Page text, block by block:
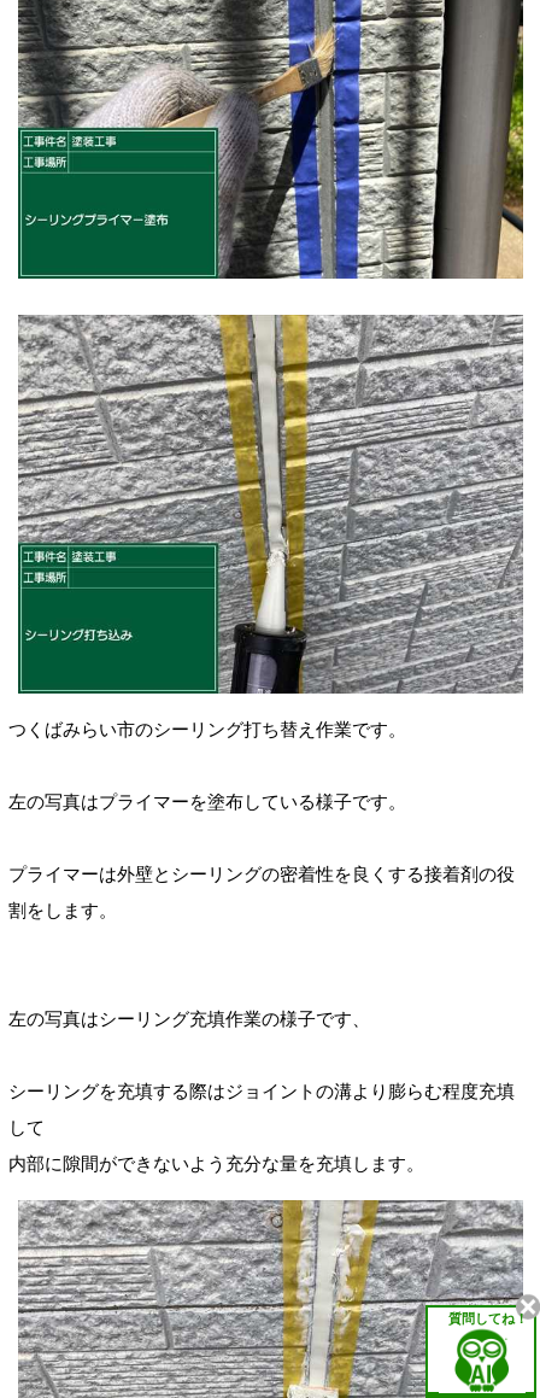
つくばみらい市のシーリング打ち替え作業です。
左の写真はプライマーを塗布している様子です。
プライマーは外壁とシーリングの密着性を良くする接着剤の役
割をします。
左の写真はシーリング充填作業の様子です、
シーリングを充填する際はジョイントの溝より膨らむ程度充填
して
内部に隙間ができないよう充分な量を充填します。
質問してね！